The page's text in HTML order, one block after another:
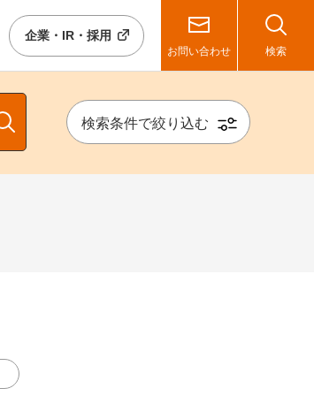
企業・IR・採用
お問い合わせ 検索
検索条件で絞り込む